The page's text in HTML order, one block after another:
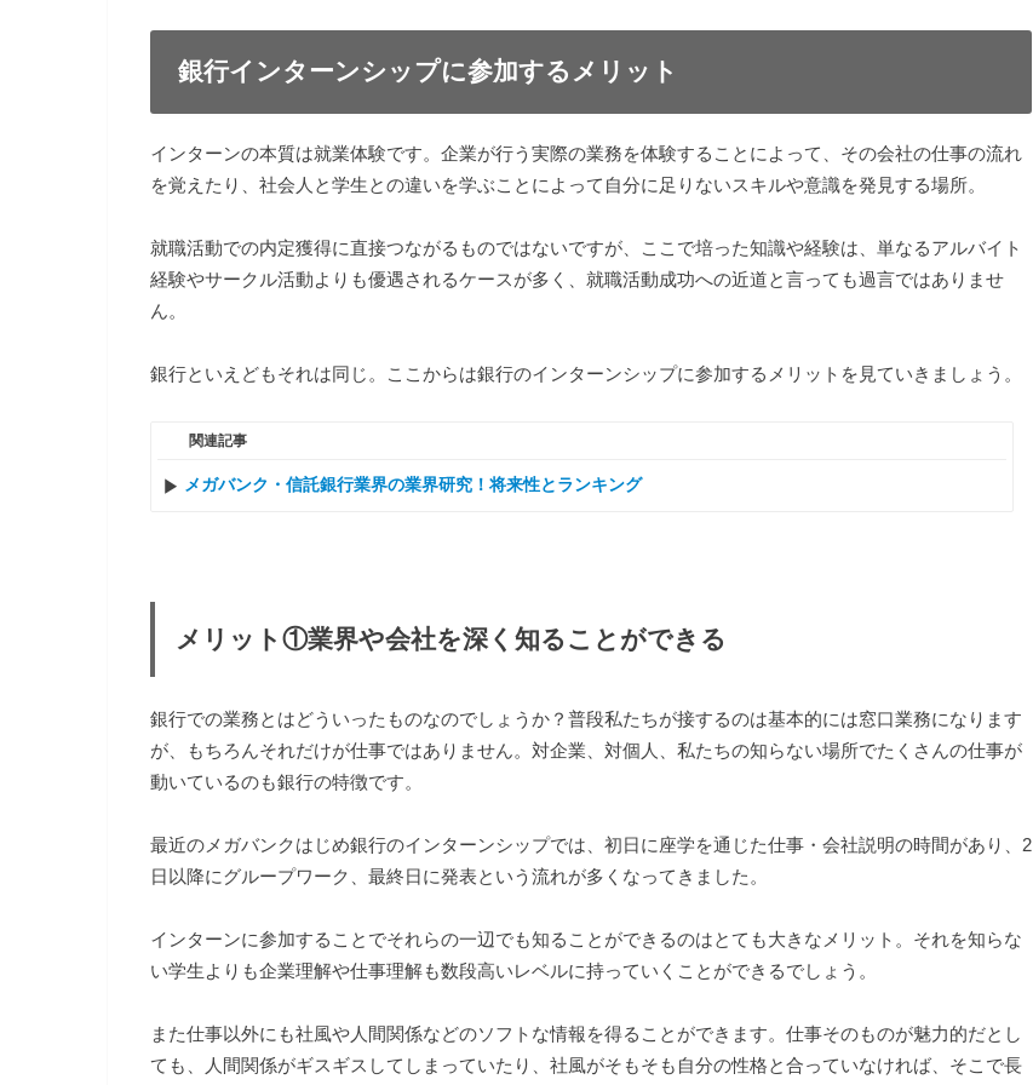
銀行インターンシップに参加するメリット
インターンの本質は就業体験です。企業が行う実際の業務を体験することによって、その会社の仕事の流れ
を覚えたり、社会人と学生との違いを学ぶことによって自分に足りないスキルや意識を発見する場所。
就職活動での内定獲得に直接つながるものではないですが、ここで培った知識や経験は、単なるアルバイト
経験やサークル活動よりも優遇されるケースが多く、就職活動成功への近道と言っても過言ではありませ
ん。
銀行といえどもそれは同じ。ここからは銀行のインターンシップに参加するメリットを見ていきましょう。
関連記事
メガバンク・信託銀行業界の業界研究！将来性とランキング
メリット①業界や会社を深く知ることができる
銀行での業務とはどういったものなのでしょうか？普段私たちが接するのは基本的には窓口業務になります
が、もちろんそれだけが仕事ではありません。対企業、対個人、私たちの知らない場所でたくさんの仕事が
動いているのも銀行の特徴です。
最近のメガバンクはじめ銀行のインターンシップでは、初日に座学を通じた仕事・会社説明の時間があり、2
日以降にグループワーク、最終日に発表という流れが多くなってきました。
インターンに参加することでそれらの一辺でも知ることができるのはとても大きなメリット。それを知らな
い学生よりも企業理解や仕事理解も数段高いレベルに持っていくことができるでしょう。
また仕事以外にも社風や人間関係などのソフトな情報を得ることができます。仕事そのものが魅力的だとし
ても、人間関係がギスギスしてしまっていたり、社風がそもそも自分の性格と合っていなければ、そこで長